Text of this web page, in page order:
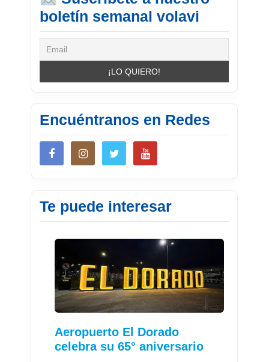
boletín semanal volavi
Encuéntranos en Redes
Te puede interesar
Aeropuerto El Dorado
celebra su 65° aniversario